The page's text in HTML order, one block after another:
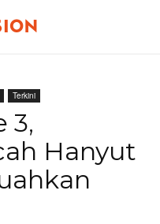
Terkini
3,
Hanyut